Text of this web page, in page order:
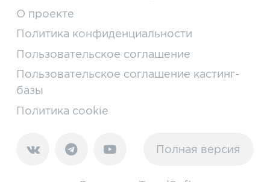
О проекте
Политика конфиденциальности
Пользовательское соглашение
Пользовательское соглашение кастинг-
базы
Политика cookie
Полная версия